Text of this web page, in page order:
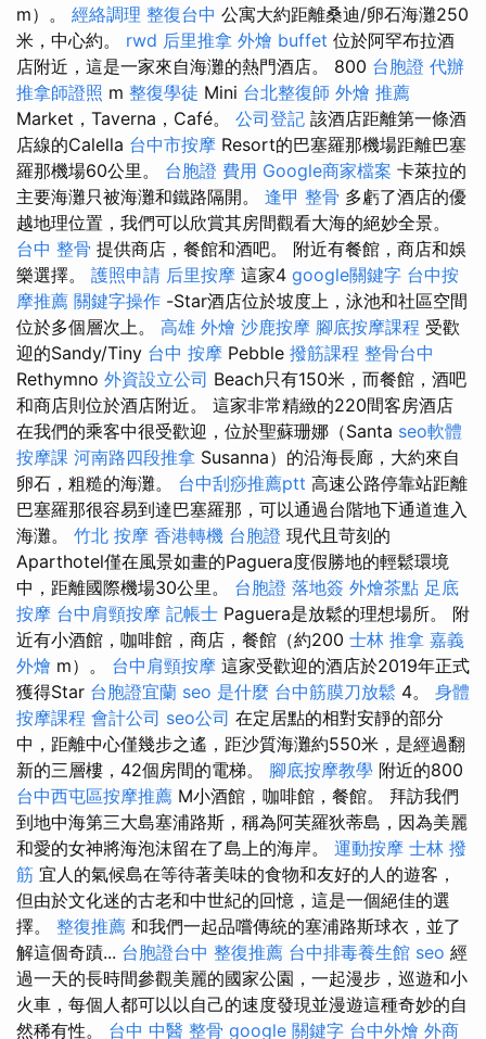
m）。 經絡調理 整復台中 公寓大約距離桑迪/卵石海灘250
米，中心約。 rwd 后里推拿 外燴 buffet 位於阿罕布拉酒
店附近，這是一家來自海灘的熱門酒店。 800 台胞證 代辦
推拿師證照 m 整復學徒 Mini 台北整復師 外燴 推薦
Market，Taverna，Café。 公司登記 該酒店距離第一條酒
店線的Calella 台中市按摩 Resort的巴塞羅那機場距離巴塞
羅那機場60公里。 台胞證 費用 Google商家檔案 卡萊拉的
主要海灘只被海灘和鐵路隔開。 逢甲 整骨 多虧了酒店的優
越地理位置，我們可以欣賞其房間觀看大海的絕妙全景。
台中 整骨 提供商店，餐館和酒吧。 附近有餐館，商店和娛
樂選擇。 護照申請 后里按摩 這家4 google關鍵字 台中按
摩推薦 關鍵字操作 -Star酒店位於坡度上，泳池和社區空間
位於多個層次上。 高雄 外燴 沙鹿按摩 腳底按摩課程 受歡
迎的Sandy/Tiny 台中 按摩 Pebble 撥筋課程 整骨台中
Rethymno 外資設立公司 Beach只有150米，而餐館，酒吧
和商店則位於酒店附近。 這家非常精緻的220間客房酒店
在我們的乘客中很受歡迎，位於聖蘇珊娜（Santa seo軟體
按摩課 河南路四段推拿 Susanna）的沿海長廊，大約來自
卵石，粗糙的海灘。 台中刮痧推薦ptt 高速公路停靠站距離
巴塞羅那很容易到達巴塞羅那，可以通過台階地下通道進入
海灘。 竹北 按摩 香港轉機 台胞證 現代且苛刻的
Aparthotel僅在風景如畫的Paguera度假勝地的輕鬆環境
中，距離國際機場30公里。 台胞證 落地簽 外燴茶點 足底
按摩 台中肩頸按摩 記帳士 Paguera是放鬆的理想場所。 附
近有小酒館，咖啡館，商店，餐館（約200 士林 推拿 嘉義
外燴 m）。 台中肩頸按摩 這家受歡迎的酒店於2019年正式
獲得Star 台胞證宜蘭 seo 是什麼 台中筋膜刀放鬆 4。 身體
按摩課程 會計公司 seo公司 在定居點​​的相對安靜的部分
中，距離中心僅幾步之遙，距沙質海灘約550米，是經過翻
新的三層樓，42個房間的電梯。 腳底按摩教學 附近的800
台中西屯區按摩推薦 M小酒館，咖啡館，餐館。 拜訪我們
到地中海第三大島塞浦路斯，稱為阿芙羅狄蒂島，因為美麗
和愛的女神將海泡沫留在了島上的海岸。 運動按摩 士林 撥
筋 宜人的氣候島在等待著美味的食物和友好的人的遊客，
但由於文化迷的古老和中世紀的回憶，這是一個絕佳的選
擇。 整復推薦 和我們一起品嚐傳統的塞浦路斯球衣，並了
解這個奇蹟... 台胞證台中 整復推薦 台中排毒養生館 seo 經
過一天的長時間參觀美麗的國家公園，一起漫步，巡遊和小
火車，每個人都可以以自己的速度發現並漫遊這種奇妙的自
然稀有性。 台中 中醫 整骨 google 關鍵字 台中外燴 外商